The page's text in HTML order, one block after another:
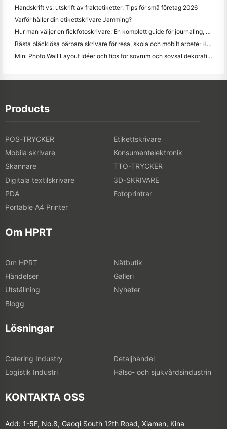
Handskrift vs. utskrift av fraktetiketter: Tips för små företag 2026
Varför håller din etikettskrivare Jamming?
Hur man väljer en fickfotoskrivare: En komplett guide för journaling, resor och iPhone-användare
Bästa bläcklösa bärbara skrivare för resa, skola och mobilt arbete: Hanin MT620 Pro Review
Mini Photo Wall Layout Idéer och tips för sovrum och sovsal dekoration
Products
POS-TRYCKER
Etikettskrivare
Mobila skrivare
Konsumentelektronik
Skannare
TTO-TRYCKER
Digitala textilskrivare
3D-SKRIVARE
PDA
Fotoprintrar
Portable A4 Printer
Om HPRT
Om HPRT
Nätbutik
Händelser
Galleri
Utställning
Nyheter
Blogg
Lösningar
Catering Industry
Detaljhandel
Logistik Industri
Hälso- och sjukvårdsindustrin
KONTAKTA OSS
Add: 1-5F, No.8, Gaoqi South 12th Road, Xiamen, Kina